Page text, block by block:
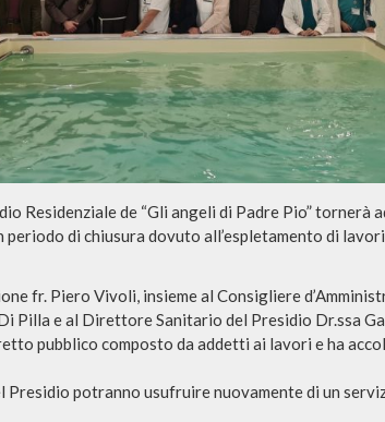
Residenziale de “Gli angeli di Padre Pio” tornerà
di chiusura dovuto all’espletamento di
fr. Piero Vivoli, insieme al Consigliere
Pilla e al Direttore Sanitario del Presidio Dr.ssa
pubblico composto da addetti ai lavori e ha
Presidio potranno usufruire nuovamente di un